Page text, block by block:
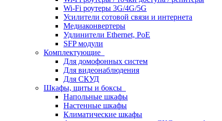
Wi-Fi роутеры 3G/4G/5G
Усилители сотовой связи и интернета
Медиаконвертеры
Удлинители Ethernet, PoE
SFP модули
Комплектующие
Для домофонных систем
Для видеонаблюдения
Для СКУД
Шкафы, щиты и боксы
Напольные шкафы
Настенные шкафы
Климатические шкафы